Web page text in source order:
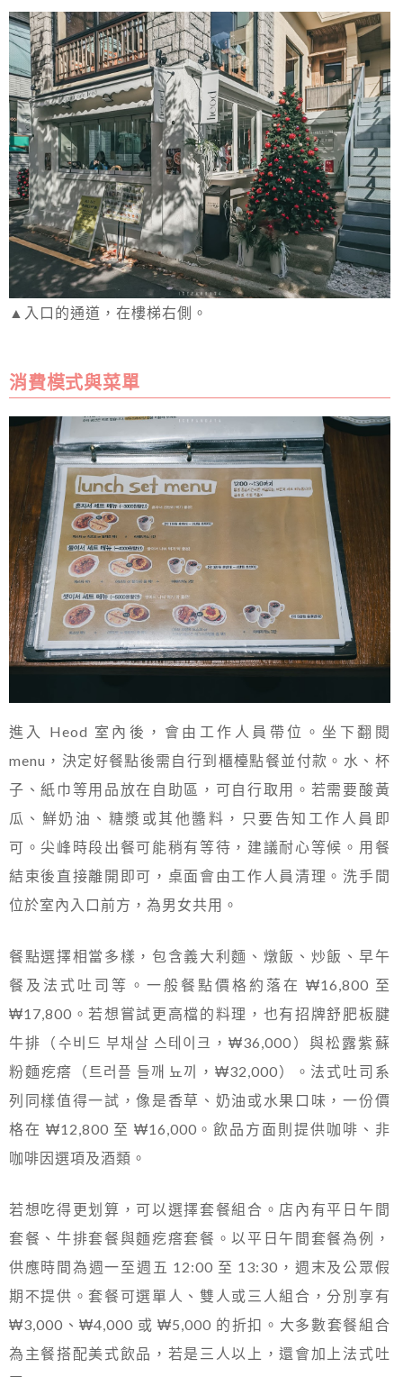
▲入口的通道，在樓梯右側。
消費模式與菜單
進入 Heod 室內後，會由工作人員帶位。坐下翻閱
menu，決定好餐點後需自行到櫃檯點餐並付款。水、杯
子、紙巾等用品放在自助區，可自行取用。若需要酸黃
瓜、鮮奶油、糖漿或其他醬料，只要告知工作人員即
可。尖峰時段出餐可能稍有等待，建議耐心等候。用餐
結束後直接離開即可，桌面會由工作人員清理。洗手間
位於室內入口前方，為男女共用。
餐點選擇相當多樣，包含義大利麵、燉飯、炒飯、早午
餐及法式吐司等。一般餐點價格約落在 ₩16,800 至
₩17,800。若想嘗試更高檔的料理，也有招牌舒肥板腱
牛排（수비드 부채살 스테이크，₩36,000）與松露紫蘇
粉麵疙瘩（트러플 들깨 뇨끼，₩32,000）。法式吐司系
列同樣值得一試，像是香草、奶油或水果口味，一份價
格在 ₩12,800 至 ₩16,000。飲品方面則提供咖啡、非
咖啡因選項及酒類。
若想吃得更划算，可以選擇套餐組合。店內有平日午間
套餐、牛排套餐與麵疙瘩套餐。以平日午間套餐為例，
供應時間為週一至週五 12:00 至 13:30，週末及公眾假
期不提供。套餐可選單人、雙人或三人組合，分別享有
₩3,000、₩4,000 或 ₩5,000 的折扣。大多數套餐組合
為主餐搭配美式飲品，若是三人以上，還會加上法式吐